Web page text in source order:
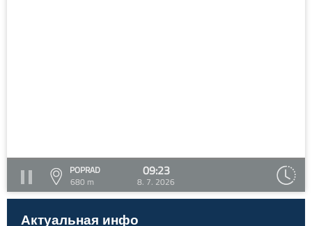
POPRAD
680 m
09:23
8. 7. 2026
Актуальная инфо